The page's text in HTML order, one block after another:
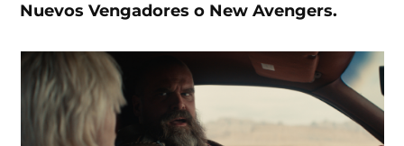
Nuevos Vengadores o New Avengers.